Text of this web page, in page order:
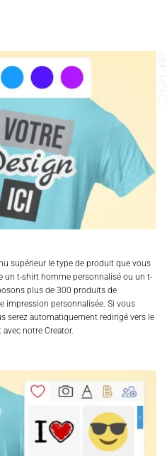
supérieur le type de produit que vous
un t-shirt homme personnalisé ou un t-
plus de 300 produits de
impression personnalisée. Si vous
serez automatiquement redirigé vers le
notre Creator.